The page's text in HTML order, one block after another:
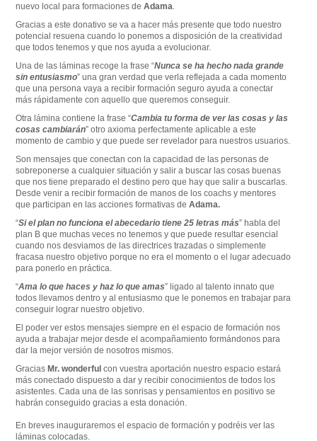
nuevo local para formaciones deAdama
Gracias a este donativo se va a hacer más presente que todo nuestro
potencial resuena cuando lo ponemos a disposición de la creatividad
que todos tenemos y que nos ayuda a evolucionar.
Una de las láminas recoge la frase “Nunca se ha hecho nada grande
sin entusiasmo” una gran verdad que verla reflejada a cada momento
que una persona vaya a recibir formación seguro ayuda a conectar
más rápidamente con aquello que queremos conseguir.
Otra lámina contiene la frase “Cambia tu forma de ver las cosas y las
cosas cambiarán” otro axioma perfectamente aplicable a este
momento de cambio y que puede ser revelador para nuestros usuarios.
Son mensajes que conectan con la capacidad de las personas de
sobreponerse a cualquier situación y salir a buscar las cosas buenas
que nos tiene preparado el destino pero que hay que salir a buscarlas.
Desde venir a recibir formación de manos de los coachs y mentores
que participan en las acciones formativas deAdama.
“Si el plan no funciona el abecedario tiene 25 letras más” habla del
plan B que muchas veces no tenemos y que puede resultar esencial
cuando nos desviamos de las directrices trazadas o simplemente
fracasa nuestro objetivo porque no era el momento o el lugar adecuado
para ponerlo en práctica.
“Ama lo que haces y haz lo que amas” ligado al talento innato que
todos llevamos dentro y al entusiasmo que le ponemos en trabajar para
conseguir lograr nuestro objetivo.
El poder ver estos mensajes siempre en el espacio de formación nos
ayuda a trabajar mejor desde el acompañamiento formándonos para
dar la mejor versión de nosotros mismos.
GraciasMr. wonderful con vuestra aportación nuestro espacio estará
más conectado dispuesto a dar y recibir conocimientos de todos los
asistentes. Cada una de las sonrisas y pensamientos en positivo se
habrán conseguido gracias a esta donación.
En breves inauguraremos el espacio de formación y podréis ver las
láminas colocadas.